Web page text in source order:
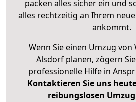
packen alles sicher ein und
alles rechtzeitig an Ihrem
ankommt.
Wenn Sie einen Umzug
Alsdorf planen, zögern
professionelle Hilfe in
Kontaktieren Sie uns heute
reibungslosen Umzug